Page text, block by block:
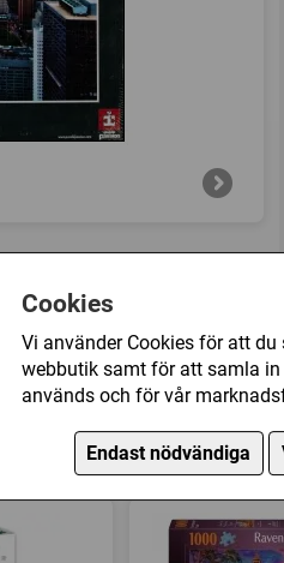
Cookies
Vi använder Cookies för att
webbutik samt för att samla
används och för vår
Endast nödvändiga
New York